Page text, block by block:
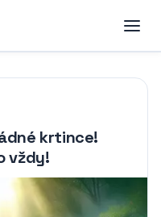
krtince!
vždy!